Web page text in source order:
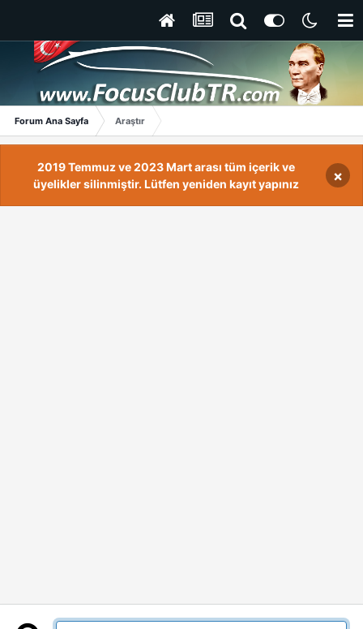
Forum Ana Sayfa Araştır
2019 Temmuz ve 2023 Mart arası tüm içerik ve
üyelikler silinmiştir. Lütfen yeniden kayıt yapınız
×